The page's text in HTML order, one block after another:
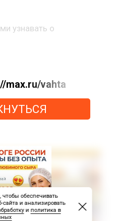
узнавать о
max.ru/vahta
обеспечивать
сайта и анализировать
и политика в